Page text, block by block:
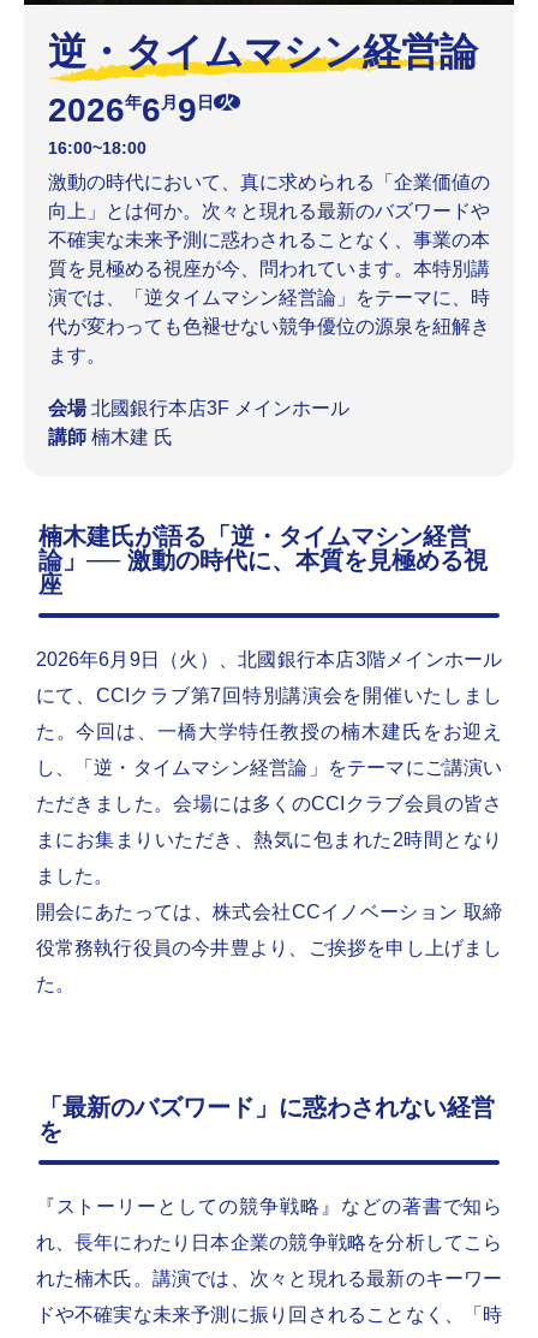
逆・タイムマシン経営論
2026年6 月 9 日 火
16:00~18:00
激動の時代において、真に求められる「企業価値の
向上」とは何か。次々と現れる最新のバズワードや
不確実な未来予測に惑わされることなく、事業の本
質を見極める視座が今、問われています。本特別講
演では、「逆タイムマシン経営論」をテーマに、時
代が変わっても色褪せない競争優位の源泉を紐解き
ます。
会場北國銀行本店3F メインホール
講師 楠木建 氏
楠木建氏が語る「逆・タイムマシン経営
論」── 激動の時代に、本質を見極める視
座
2026年6月9日（火）、北國銀行本店3階メインホール
にて、CCIクラブ第7回特別講演会を開催いたしまし
た。今回は、一橋大学特任教授の楠木建氏をお迎え
し、「逆・タイムマシン経営論」をテーマにご講演い
ただきました。会場には多くのCCIクラブ会員の皆さ
まにお集まりいただき、熱気に包まれた2時間となり
ました。
開会にあたっては、株式会社CCイノベーション 取締
役常務執行役員の今井豊より、ご挨拶を申し上げまし
た。
「最新のバズワード」に惑わされない経営
を
『ストーリーとしての競争戦略』などの著書で知ら
れ、長年にわたり日本企業の競争戦略を分析してこら
れた楠木氏。講演では、次々と現れる最新のキーワー
ドや不確実な未来予測に振り回されることなく、「時